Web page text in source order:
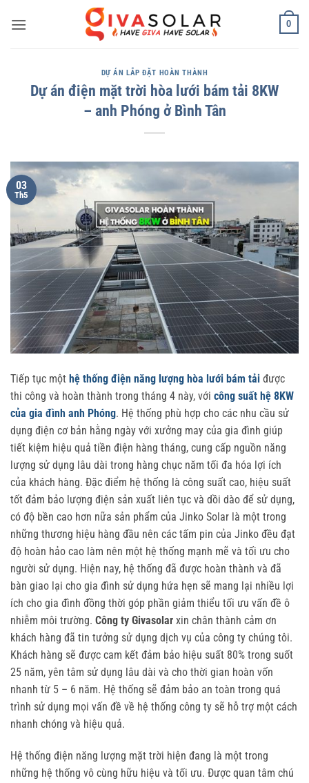
qua
0
DỰ ÁN LẮP ĐẶT HOÀN THÀNH
Dự án điện mặt trời hòa lưới bám tải 8KW
– anh Phóng ở Bình Tân
03
Th5
Tiếp tục một hệ thống điện năng lượng hòa lưới bám tải được
thi công và hoàn thành trong tháng 4 này, với công suất hệ 8KW
của gia đình anh Phóng. Hệ thống phù hợp cho các nhu cầu sử
dụng điện cơ bản hằng ngày với xưởng may của gia đình giúp
tiết kiệm hiệu quả tiền điện hàng tháng, cung cấp nguồn năng
lượng sử dụng lâu dài trong hàng chục năm tối đa hóa lợi ích
của khách hàng. Đặc điểm hệ thống là công suất cao, hiệu suất
tốt đảm bảo lượng điện sản xuất liên tục và dồi dào để sử dụng,
có độ bền cao hơn nữa sản phẩm của Jinko Solar là một trong
những thương hiệu hàng đầu nên các tấm pin của Jinko đều đạt
độ hoàn hảo cao làm nên một hệ thống mạnh mẽ và tối ưu cho
người sử dụng. Hiện nay, hệ thống đã được hoàn thành và đã
bàn giao lại cho gia đình sử dụng hứa hẹn sẽ mang lại nhiều lợi
ích cho gia đình đồng thời góp phần giảm thiểu tối ưu vấn đề ô
nhiễm môi trường. Công ty Givasolar xin chân thành cảm ơn
khách hàng đã tin tưởng sử dụng dịch vụ của công ty chúng tôi.
Khách hàng sẽ được cam kết đảm bảo hiệu suất 80% trong suốt
25 năm, yên tâm sử dụng lâu dài và cho thời gian hoàn vốn
nhanh từ 5 – 6 năm. Hệ thống sẽ đảm bảo an toàn trong quá
trình sử dụng mọi vấn đề về hệ thống công ty sẽ hỗ trợ một cách
nhanh chóng và hiệu quả.
Hệ thống điện năng lượng mặt trời hiện đang là một trong
những hệ thống vô cùng hữu hiệu và tối ưu. Được quan tâm chú